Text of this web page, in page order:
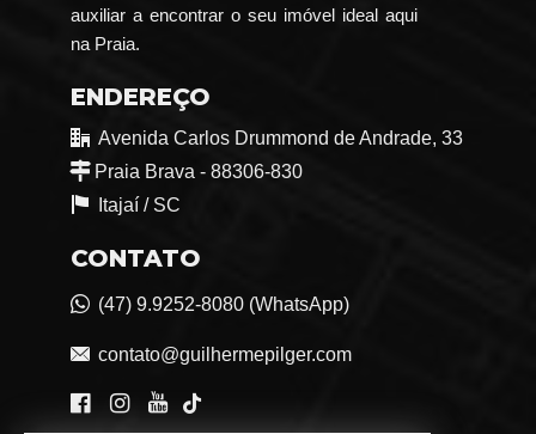
auxiliar a encontrar o seu imóvel ideal aqui
na Praia.
ENDEREÇO
Avenida Carlos Drummond de Andrade, 33
Praia Brava - 88306-830
Itajaí / SC
CONTATO
(47) 9.9252-8080 (WhatsApp)
contato@guilhermepilger.com